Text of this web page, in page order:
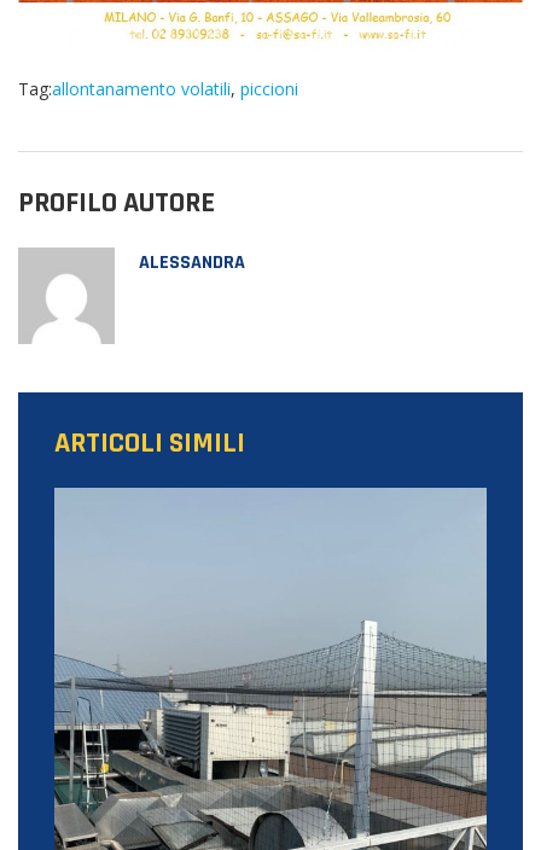
Tag:allontanamento volatili, piccioni
PROFILO AUTORE
ALESSANDRA
ARTICOLI SIMILI